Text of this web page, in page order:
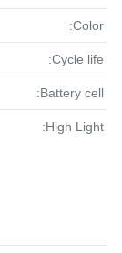
Color:
Cycle life:
Battery cell:
High Light: